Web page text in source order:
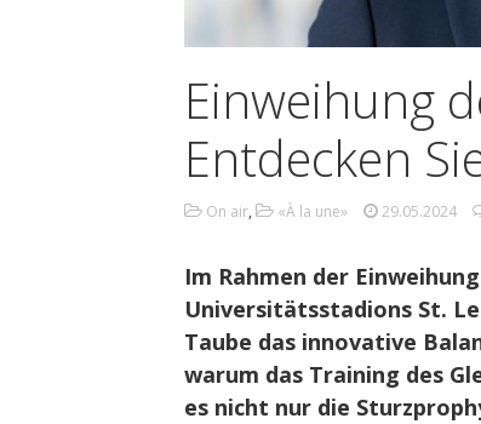
Einweihung
Entdecken
On air, «À la une» 29.05.2024
Im Rahmen der
Universitätsstadions St.
Taube das innovative
warum das Training des
es nicht nur die